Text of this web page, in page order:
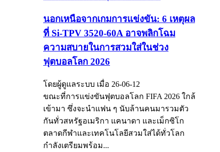
นอกเหนือจากเกมการแข่งขัน: 6 เหตุผล
ที่ Si-TPV 3520-60A อาจพลิกโฉม
ความสบายในการสวมใส่ในช่วง
ฟุตบอลโลก 2026
โดยผู้ดูแลระบบ เมื่อ 26-06-12
ขณะที่การแข่งขันฟุตบอลโลก FIFA 2026 ใกล้
เข้ามา ซึ่งจะนำแฟน ๆ นับล้านคนมารวมตัว
กันทั่วสหรัฐอเมริกา แคนาดา และเม็กซิโก
ตลาดกีฬาและเทคโนโลยีสวมใส่ได้ทั่วโลก
กำลังเตรียมพร้อม...